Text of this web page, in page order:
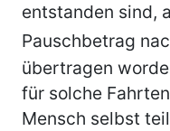
entstanden sind,
Pauschbetrag
übertragen
für solche
Mensch selbst